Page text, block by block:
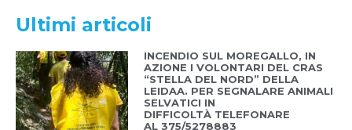
Ultimi articoli
INCENDIO SUL MOREGALLO, IN
AZIONE I VOLONTARI DEL CRAS
“STELLA DEL NORD” DELLA
LEIDAA. PER SEGNALARE ANIMALI
SELVATICI IN
DIFFICOLTÀ TELEFONARE
AL 375/5278883